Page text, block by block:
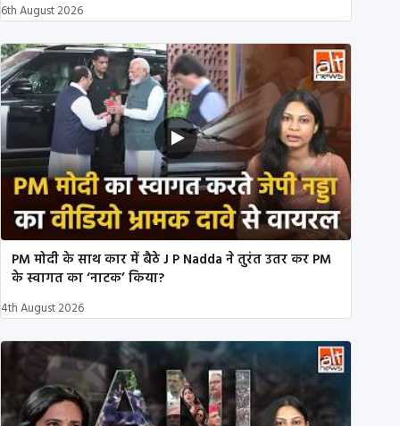
6th August 2026
PM मोदी के साथ कार में बैठे J P Nadda ने तुरंत उतर कर PM
के स्वागत का ‘नाटक’ किया?
4th August 2026